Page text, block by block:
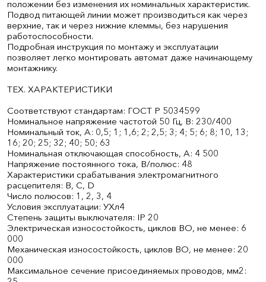
положении без изменения их номинальных характеристик.
Подвод питающей линии может производиться как через
верхние, так и через нижние клеммы, без нарушения
работоспособности.
Подробная инструкция по монтажу и эксплуатации
позволяет легко монтировать автомат даже начинающему
монтажнику.
ТЕХ. ХАРАКТЕРИСТИКИ
Соответствуют стандартам: ГОСТ Р 50345­99
Номинальное напряжение частотой 50 Гц, В: 230/400
Номинальный ток, А: 0,5; 1; 1,6; 2; 2,5; 3; 4; 5; 6; 8; 10, 13;
16; 20; 25; 32; 40; 50; 63
Номинальная отключающая способность, А: 4 500
Напряжение постоянного тока, В/полюс: 48
Характеристики срабатывания электромагнитного
расцепителя: В, С, D
Число полюсов: 1, 2, 3, 4
Условия эксплуатации: УХл4
Степень защиты выключателя: IP 20
Электрическая износостойкость, циклов В­О, не менее: 6
000
Механическая износостойкость, циклов В­О, не менее: 20
000
Максимальное сечение присоединяемых проводов, мм2: